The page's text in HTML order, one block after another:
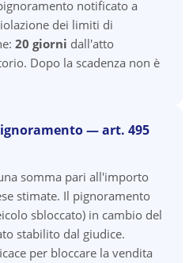
notificato a
dei limiti di
20 giorni dall'atto
Dopo la scadenza non è
— art. 495
somma pari all'importo
stimate. Il pignoramento
sbloccato) in cambio del
stabilito dal giudice.
per bloccare la vendita